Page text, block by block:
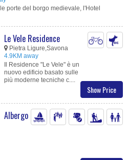
porte del borgo medievale, l'Hotel
Show Price
Le Vele Residence
Pietra Ligure,Savona
4.9KM away
Il Residence "Le Vele" è un
nuovo edificio basato sulle
più moderne tecniche c....
Albergo